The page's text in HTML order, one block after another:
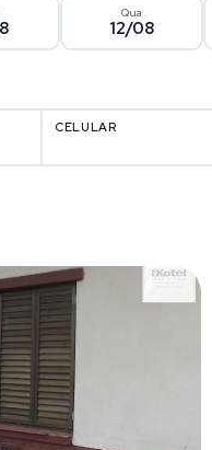
Qua
12/08
CELULAR